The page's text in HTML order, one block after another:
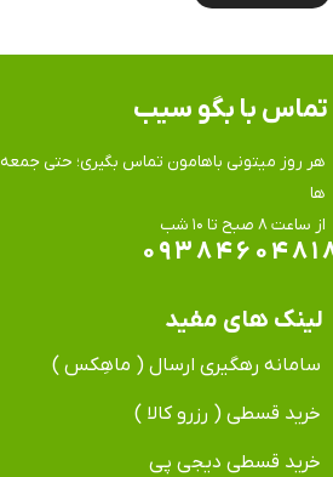
هر روز میتونی باهامون تماس بگیری؛ حتی جمعه
ها
​​​​​​​از ساعت ۸ صبح تا ۱۰ شب
تماس​​​​​​​ با بگو سیب
لینک های مفید
سامانه رهگیری ارسال ( ماهِکس )
خرید قسطی ( رزرو کالا )
خرید قسطی دیجی پی